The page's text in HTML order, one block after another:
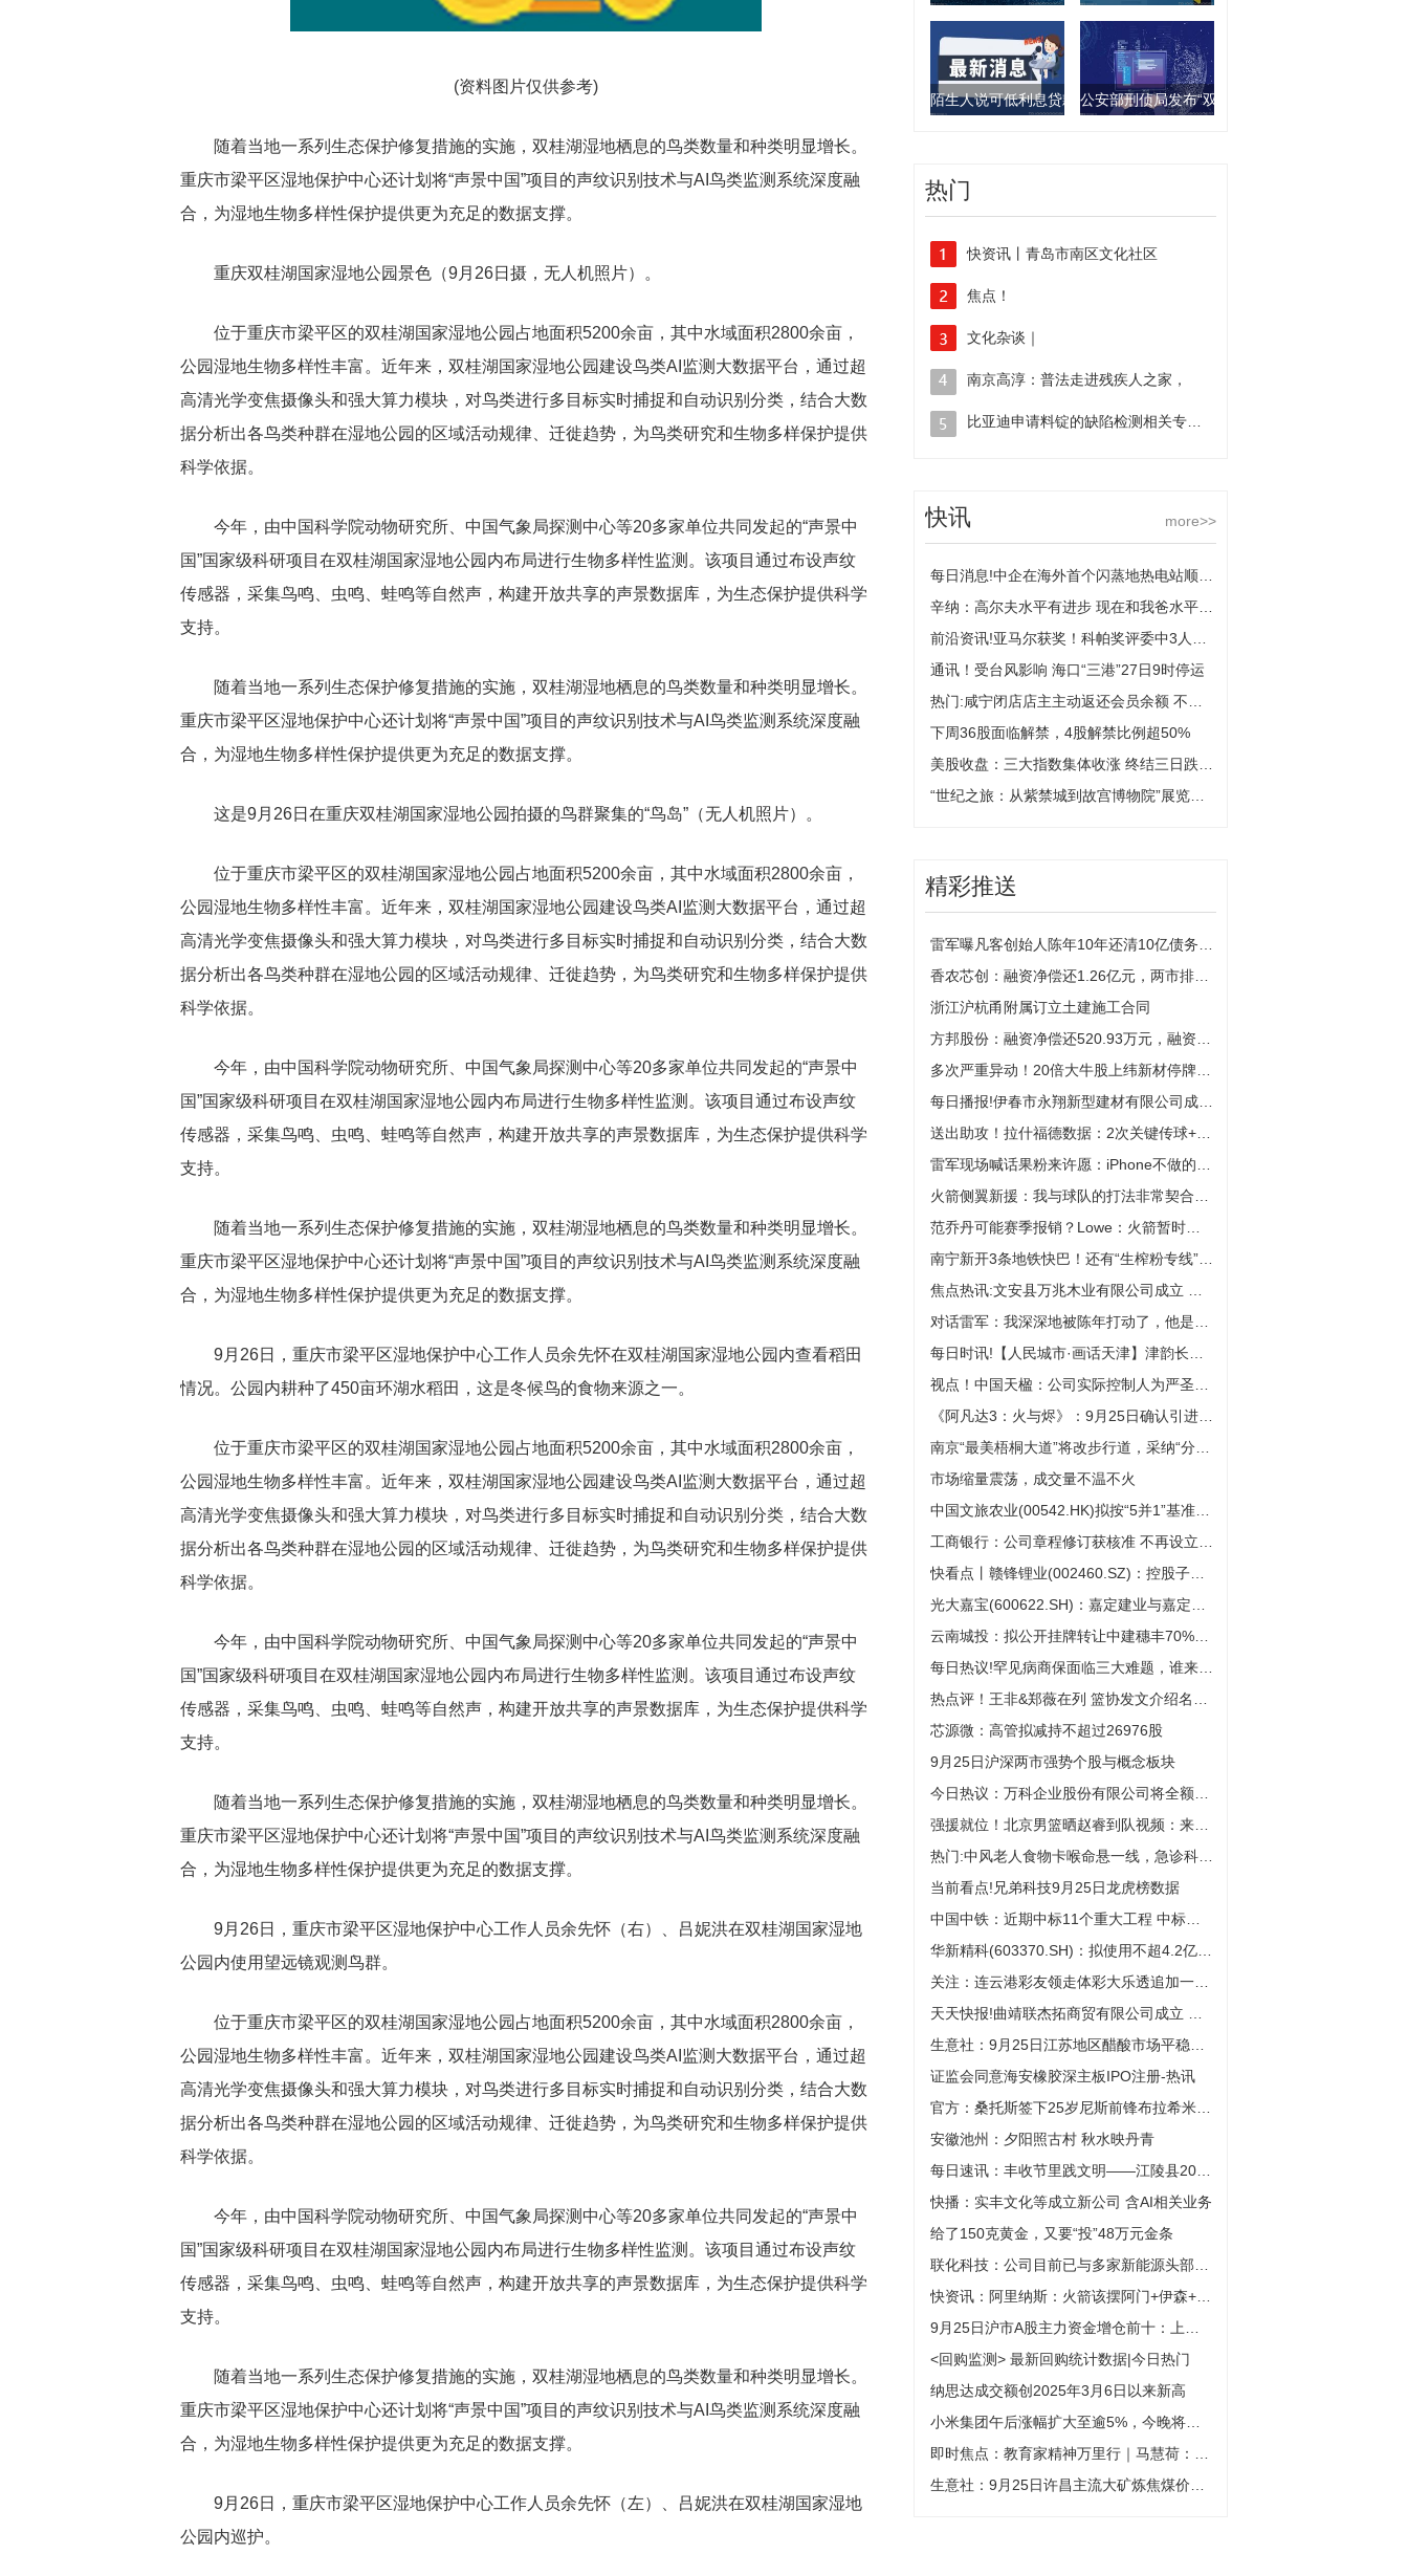
(资料图片仅供参考)
随着当地一系列生态保护修复措施的实施，双桂湖湿地栖息的鸟类数量和种类明显增长。
重庆市梁平区湿地保护中心还计划将“声景中国”项目的声纹识别技术与AI鸟类监测系统深度融
合，为湿地生物多样性保护提供更为充足的数据支撑。
重庆双桂湖国家湿地公园景色（9月26日摄，无人机照片）。
位于重庆市梁平区的双桂湖国家湿地公园占地面积5200余亩，其中水域面积2800余亩，
公园湿地生物多样性丰富。近年来，双桂湖国家湿地公园建设鸟类AI监测大数据平台，通过超
高清光学变焦摄像头和强大算力模块，对鸟类进行多目标实时捕捉和自动识别分类，结合大数
据分析出各鸟类种群在湿地公园的区域活动规律、迁徙趋势，为鸟类研究和生物多样保护提供
科学依据。
今年，由中国科学院动物研究所、中国气象局探测中心等20多家单位共同发起的“声景中
国”国家级科研项目在双桂湖国家湿地公园内布局进行生物多样性监测。该项目通过布设声纹
传感器，采集鸟鸣、虫鸣、蛙鸣等自然声，构建开放共享的声景数据库，为生态保护提供科学
支持。
随着当地一系列生态保护修复措施的实施，双桂湖湿地栖息的鸟类数量和种类明显增长。
重庆市梁平区湿地保护中心还计划将“声景中国”项目的声纹识别技术与AI鸟类监测系统深度融
合，为湿地生物多样性保护提供更为充足的数据支撑。
这是9月26日在重庆双桂湖国家湿地公园拍摄的鸟群聚集的“鸟岛”（无人机照片）。
位于重庆市梁平区的双桂湖国家湿地公园占地面积5200余亩，其中水域面积2800余亩，
公园湿地生物多样性丰富。近年来，双桂湖国家湿地公园建设鸟类AI监测大数据平台，通过超
高清光学变焦摄像头和强大算力模块，对鸟类进行多目标实时捕捉和自动识别分类，结合大数
据分析出各鸟类种群在湿地公园的区域活动规律、迁徙趋势，为鸟类研究和生物多样保护提供
科学依据。
今年，由中国科学院动物研究所、中国气象局探测中心等20多家单位共同发起的“声景中
国”国家级科研项目在双桂湖国家湿地公园内布局进行生物多样性监测。该项目通过布设声纹
传感器，采集鸟鸣、虫鸣、蛙鸣等自然声，构建开放共享的声景数据库，为生态保护提供科学
支持。
随着当地一系列生态保护修复措施的实施，双桂湖湿地栖息的鸟类数量和种类明显增长。
重庆市梁平区湿地保护中心还计划将“声景中国”项目的声纹识别技术与AI鸟类监测系统深度融
合，为湿地生物多样性保护提供更为充足的数据支撑。
9月26日，重庆市梁平区湿地保护中心工作人员余先怀在双桂湖国家湿地公园内查看稻田
情况。公园内耕种了450亩环湖水稻田，这是冬候鸟的食物来源之一。
位于重庆市梁平区的双桂湖国家湿地公园占地面积5200余亩，其中水域面积2800余亩，
公园湿地生物多样性丰富。近年来，双桂湖国家湿地公园建设鸟类AI监测大数据平台，通过超
高清光学变焦摄像头和强大算力模块，对鸟类进行多目标实时捕捉和自动识别分类，结合大数
据分析出各鸟类种群在湿地公园的区域活动规律、迁徙趋势，为鸟类研究和生物多样保护提供
科学依据。
今年，由中国科学院动物研究所、中国气象局探测中心等20多家单位共同发起的“声景中
国”国家级科研项目在双桂湖国家湿地公园内布局进行生物多样性监测。该项目通过布设声纹
传感器，采集鸟鸣、虫鸣、蛙鸣等自然声，构建开放共享的声景数据库，为生态保护提供科学
支持。
随着当地一系列生态保护修复措施的实施，双桂湖湿地栖息的鸟类数量和种类明显增长。
重庆市梁平区湿地保护中心还计划将“声景中国”项目的声纹识别技术与AI鸟类监测系统深度融
合，为湿地生物多样性保护提供更为充足的数据支撑。
9月26日，重庆市梁平区湿地保护中心工作人员余先怀（右）、吕妮洪在双桂湖国家湿地
公园内使用望远镜观测鸟群。
位于重庆市梁平区的双桂湖国家湿地公园占地面积5200余亩，其中水域面积2800余亩，
公园湿地生物多样性丰富。近年来，双桂湖国家湿地公园建设鸟类AI监测大数据平台，通过超
高清光学变焦摄像头和强大算力模块，对鸟类进行多目标实时捕捉和自动识别分类，结合大数
据分析出各鸟类种群在湿地公园的区域活动规律、迁徙趋势，为鸟类研究和生物多样保护提供
科学依据。
今年，由中国科学院动物研究所、中国气象局探测中心等20多家单位共同发起的“声景中
国”国家级科研项目在双桂湖国家湿地公园内布局进行生物多样性监测。该项目通过布设声纹
传感器，采集鸟鸣、虫鸣、蛙鸣等自然声，构建开放共享的声景数据库，为生态保护提供科学
支持。
随着当地一系列生态保护修复措施的实施，双桂湖湿地栖息的鸟类数量和种类明显增长。
重庆市梁平区湿地保护中心还计划将“声景中国”项目的声纹识别技术与AI鸟类监测系统深度融
合，为湿地生物多样性保护提供更为充足的数据支撑。
9月26日，重庆市梁平区湿地保护中心工作人员余先怀（左）、吕妮洪在双桂湖国家湿地
公园内巡护。
陌生人说可低利息贷款？西安一女子被骗走4万元
公安部刑侦局发布“双11”防诈骗指南：这些骗局要
热门
快资讯丨青岛市南区文化社区
（文化书院）
系列活动之中山路街道泰安路社区“幸福泰安
·非遗传承”庆双节联欢会圆满举办
焦点！
2025国庆档新片预售总票房突破5000万
《震耳欲聋》居首
文化杂谈｜
2025江苏中秋戏晚圆满上演:
茉莉芬芳香满古镇，
南京高淳：普法走进残疾人之家，
双节前送“法治安全感” 报道
比亚迪申请料锭的缺陷检测相关专利，
more>>
快讯
通讯！受台风影响 海口“三港”27日9时停运
下周36股面临解禁，4股解禁比例超50%
精彩推送
浙江沪杭甬附属订立土建施工合同
市场缩量震荡，成交量不温不火
芯源微：高管拟减持不超过26976股
9月25日沪深两市强势个股与概念板块
当前看点!兄弟科技9月25日龙虎榜数据
证监会同意海安橡胶深主板IPO注册-热讯
安徽池州：夕阳照古村 秋水映丹青
快播：实丰文化等成立新公司 含AI相关业务
给了150克黄金，又要“投”48万元金条
<回购监测> 最新回购统计数据|今日热门
纳思达成交额创2025年3月6日以来新高